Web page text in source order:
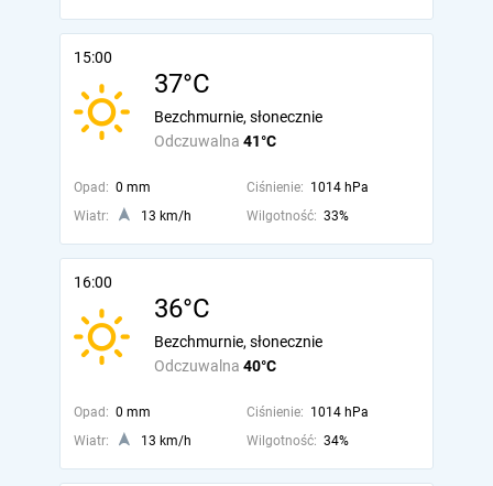
15:00
37°C
Odczuwalna 41°C
Bezchmurnie, słonecznie
Opad: 0 mm Ciśnienie: 1014 hPa
Wiatr:
13 km/h Wilgotność: 33%
16:00
36°C
Odczuwalna 40°C
Bezchmurnie, słonecznie
Opad: 0 mm Ciśnienie: 1014 hPa
Wiatr:
13 km/h Wilgotność: 34%